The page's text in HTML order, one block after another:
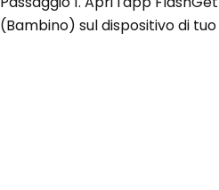
(Bambino) sul dispositivo di